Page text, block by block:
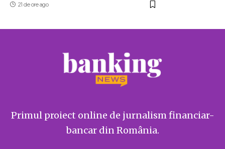
21 de ore ago
Primul proiect online de jurnalism financiar-
bancar din România.